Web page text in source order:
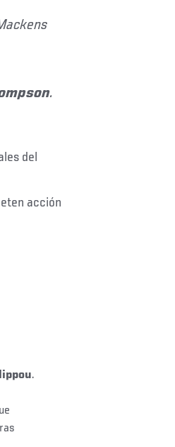
.
del
acción
.